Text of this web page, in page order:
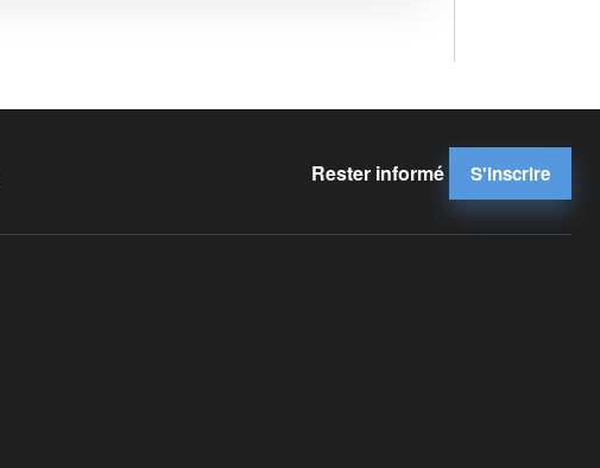
Rester informé S'inscrire